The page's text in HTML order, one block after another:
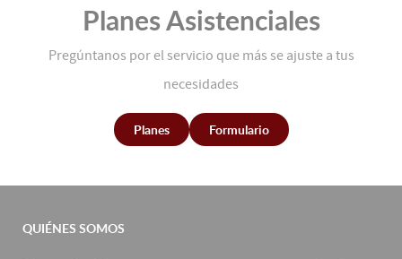
Planes Asistenciales
Pregúntanos por el servicio que más se ajuste a tus
necesidades
Planes Formulario
QUIÉNES SOMOS